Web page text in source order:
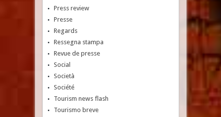
Press review
Presse
Regards
Ressegna stampa
Revue de presse
Social
Società
Société
Tourism news flash
Tourismo breve